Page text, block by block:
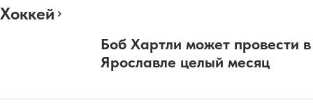
Хоккей
Боб Хартли может провести в
Ярославле целый месяц